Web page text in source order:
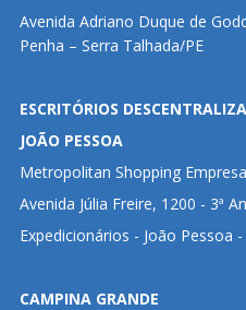
Avenida Adriano Duque de
Penha – Serra Talhada/PE
ESCRITÓRIOS
JOÃO PESSOA
Metropolitan Shopping
Avenida Júlia Freire, 1200 - 3ª
Expedicionários - João Pessoa
CAMPINA GRANDE